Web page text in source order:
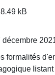
kB
décembre
formalités